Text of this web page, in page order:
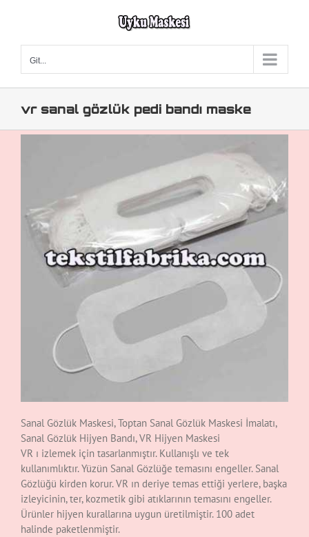
Git...
vr sanal gözlük pedi bandı maske
Sanal Gözlük Maskesi, Toptan Sanal Gözlük Maskesi İmalatı,
Sanal Gözlük Hijyen Bandı, VR Hijyen Maskesi
VR ı izlemek için tasarlanmıştır. Kullanışlı ve tek
kullanımlıktır. Yüzün Sanal Gözlüğe temasını engeller. Sanal
Gözlüğü kirden korur. VR ın deriye temas ettiği yerlere, başka
izleyicinin, ter, kozmetik gibi atıklarının temasını engeller.
Ürünler hijyen kurallarına uygun üretilmiştir. 100 adet
halinde paketlenmiştir.